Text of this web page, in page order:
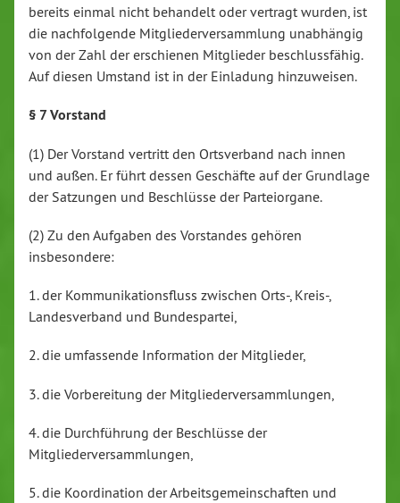
bereits einmal nicht behandelt oder vertragt wurden, ist
die nachfolgende Mitgliederversammlung unabhängig
von der Zahl der erschienen Mitglieder beschlussfähig.
Auf diesen Umstand ist in der Einladung hinzuweisen.
§ 7 Vorstand
(1) Der Vorstand vertritt den Ortsverband nach innen
und außen. Er führt dessen Geschäfte auf der Grundlage
der Satzungen und Beschlüsse der Parteiorgane.
(2) Zu den Aufgaben des Vorstandes gehören
insbesondere:
1. der Kommunikationsfluss zwischen Orts-, Kreis-,
Landesverband und Bundespartei,
2. die umfassende Information der Mitglieder,
3. die Vorbereitung der Mitgliederversammlungen,
4. die Durchführung der Beschlüsse der
Mitgliederversammlungen,
5. die Koordination der Arbeitsgemeinschaften und